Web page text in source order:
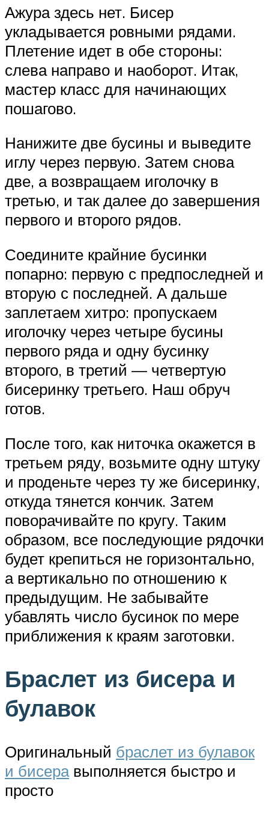
Ажура здесь нет. Бисер
укладывается ровными рядами.
Плетение идет в обе стороны:
слева направо и наоборот. Итак,
мастер класс для начинающих
пошагово.
Нанижите две бусины и выведите
иглу через первую. Затем снова
две, а возвращаем иголочку в
третью, и так далее до завершения
первого и второго рядов.
Соедините крайние бусинки
попарно: первую с предпоследней и
вторую с последней. А дальше
заплетаем хитро: пропускаем
иголочку через четыре бусины
первого ряда и одну бусинку
второго, в третий — четвертую
бисеринку третьего. Наш обруч
готов.
После того, как ниточка окажется в
третьем ряду, возьмите одну штуку
и проденьте через ту же бисеринку,
откуда тянется кончик. Затем
поворачивайте по кругу. Таким
образом, все последующие рядочки
будет крепиться не горизонтально,
а вертикально по отношению к
предыдущим. Не забывайте
убавлять число бусинок по мере
приближения к краям заготовки.
Браслет из бисера и
булавок
Оригинальный браслет из булавок
и бисеравыполняется быстро и
просто